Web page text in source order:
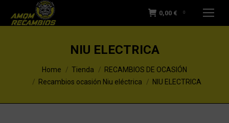
0,00 € 0
NIU ELECTRICA
You are here:Home Tienda
RECAMBIOS DE OCASIÓN
Recambios ocasión Niu eléctrica
NIU ELECTRICA